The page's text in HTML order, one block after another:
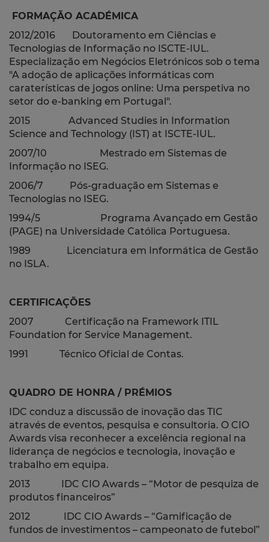
FORMAÇÃO ACADÉMICA
2012/2016 Doutoramento em Ciências e
Tecnologias de Informação no ISCTE-IUL.
Especialização em Negócios Eletrónicos sob o tema
"A adoção de aplicações informáticas com
caraterísticas de jogos online: Uma perspetiva no
setor do e-banking em Portugal".
2015 Advanced Studies in Information
Science and Technology (IST) at ISCTE-IUL.
2007/10 Mestrado em Sistemas de
Informação no ISEG.
2006/7 Pós-graduação em Sistemas e
Tecnologias no ISEG.
1994/5 Programa Avançado em Gestão
(PAGE) na Universidade Católica Portuguesa.
1989 Licenciatura em Informática de Gestão
no ISLA.
CERTIFICAÇÕES
2007 Certificação na Framework ITIL
Foundation for Service Management.
1991 Técnico Oficial de Contas.
QUADRO DE HONRA / PRÉMIOS
IDC conduz a discussão de inovação das TIC
através de eventos, pesquisa e consultoria. O CIO
Awards visa reconhecer a excelência regional na
liderança de negócios e tecnologia, inovação e
trabalho em equipa.
2013 IDC CIO Awards – “Motor de pesquiza de
produtos financeiros”
2012 IDC CIO Awards – “Gamificação de
fundos de investimentos – campeonato de futebol”